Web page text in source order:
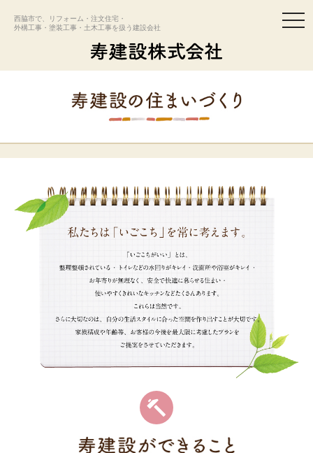
西脇市で、リフォーム・注文住宅・
外構工事・塗装工事・土木工事を扱う建設会社